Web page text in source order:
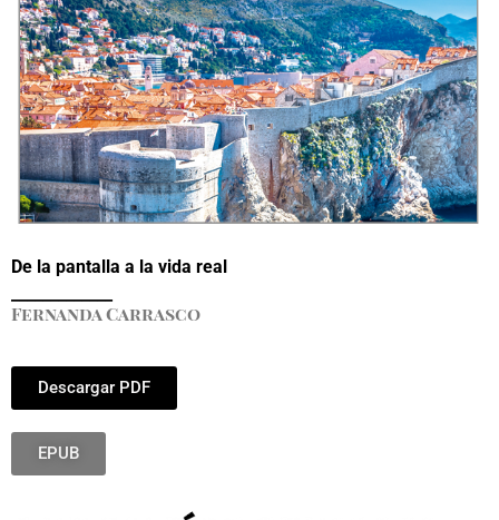
De la pantalla a la vida real
Fernanda Carrasco
Descargar PDF
EPUB